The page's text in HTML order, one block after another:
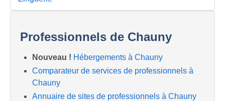
Professionnels de Chauny
Nouveau ! Hébergements à Chauny
Comparateur de services de professionnels à
Chauny
Annuaire de sites de professionnels à Chauny